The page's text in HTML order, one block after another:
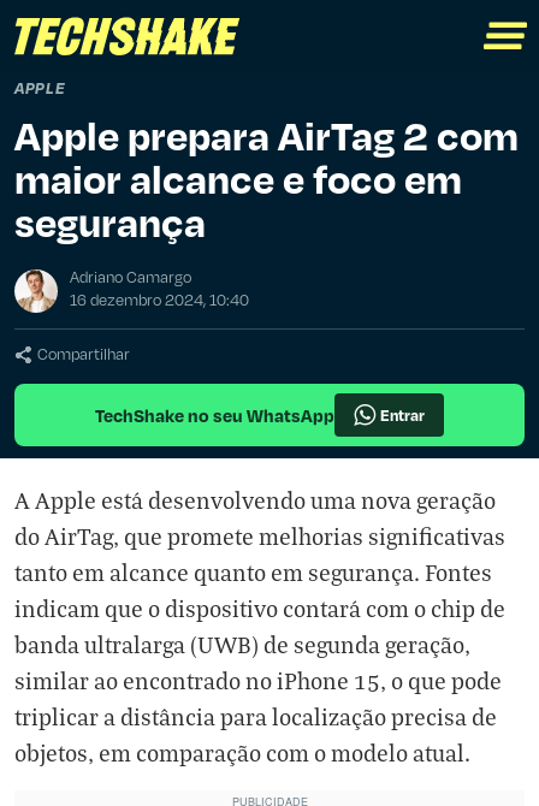
APPLE
Apple prepara AirTag 2 com
maior alcance e foco em
segurança
Adriano Camargo
16 dezembro 2024, 10:40
Compartilhar
TechShake no seu WhatsApp Entrar
A Apple está desenvolvendo uma nova geração
do AirTag, que promete melhorias significativas
tanto em alcance quanto em segurança. Fontes
indicam que o dispositivo contará com o chip de
banda ultralarga (UWB) de segunda geração,
similar ao encontrado no iPhone 15, o que pode
triplicar a distância para localização precisa de
objetos, em comparação com o modelo atual.